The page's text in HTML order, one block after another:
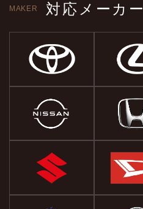
MAKER 対応メーカー